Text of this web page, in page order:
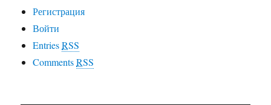
Регистрация
Войти
EntriesRSS
CommentsRSS